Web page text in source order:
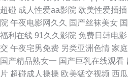
资源超碰大香蕉 欧美久久穴 91熟女熟妇
区色午夜 日韩无码资源诱惑 91视频网新
超碰 成人性爱aa影院 欧美性爱插插
院 午夜电影网久久 国产丝袜美女
福利在线 91久久影院 免费日韩电影
交 午夜宅男免费 另类亚洲色情 家
国产精品熟女一 国产巨乳在线观看
片 超碰成人操操 欧美猛交视频 西